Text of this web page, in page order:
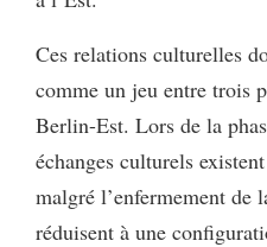
Ces relations culturelles
comme un jeu entre trois
Berlin-Est. Lors de la
échanges culturels
malgré l’enfermement de
réduisent à une